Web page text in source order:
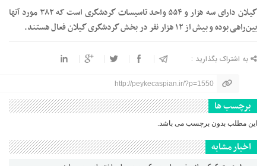
گیلان دارای سه هزار و ۵۵۴ واحد تاسیسات گردشگری است که ۳۸۲ مورد آنها
بین‌راهی بوده و بیش از ۱۲ هزار نفر در بخش گردشگری گیلان فعال هستند.
به اشتراک بگذارید :
http://peykecaspian.ir/?p=1550
برچسب ها
این مطلب بدون برچسب می باشد.
اخبار مشابه